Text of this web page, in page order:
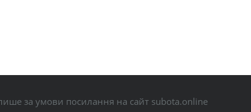
за умови посилання на сайт subota.online